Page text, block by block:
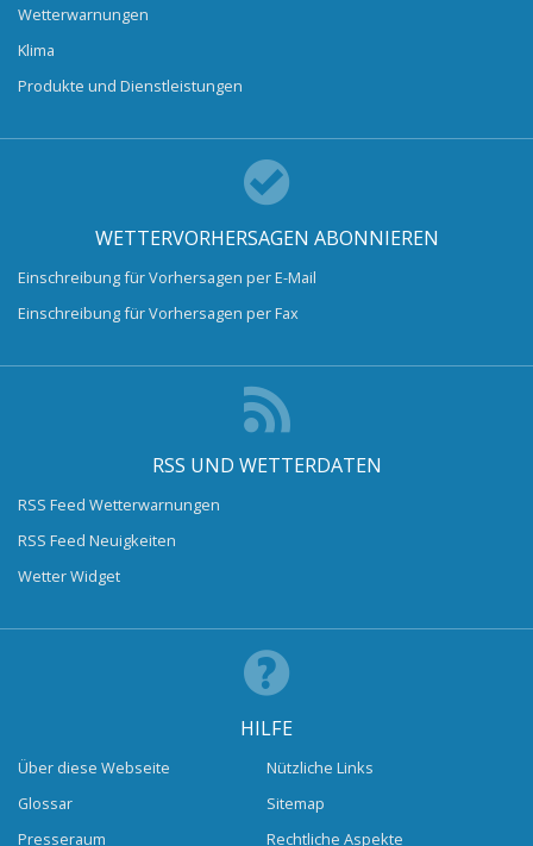
Wetterwarnungen
Klima
Produkte und Dienstleistungen
WETTERVORHERSAGEN ABONNIEREN
Einschreibung für Vorhersagen per E-Mail
Einschreibung für Vorhersagen per Fax
RSS UND WETTERDATEN
RSS Feed Wetterwarnungen
RSS Feed Neuigkeiten
Wetter Widget
HILFE
Über diese Webseite
Glossar
Presseraum
Nützliche Links
Sitemap
Rechtliche Aspekte